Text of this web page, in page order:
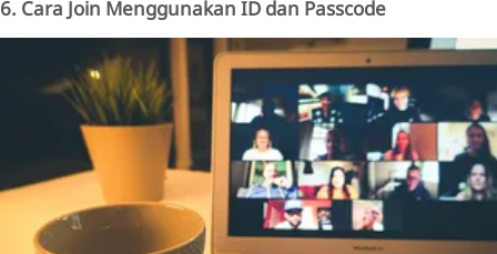
6. Cara Join Menggunakan ID dan Passcode